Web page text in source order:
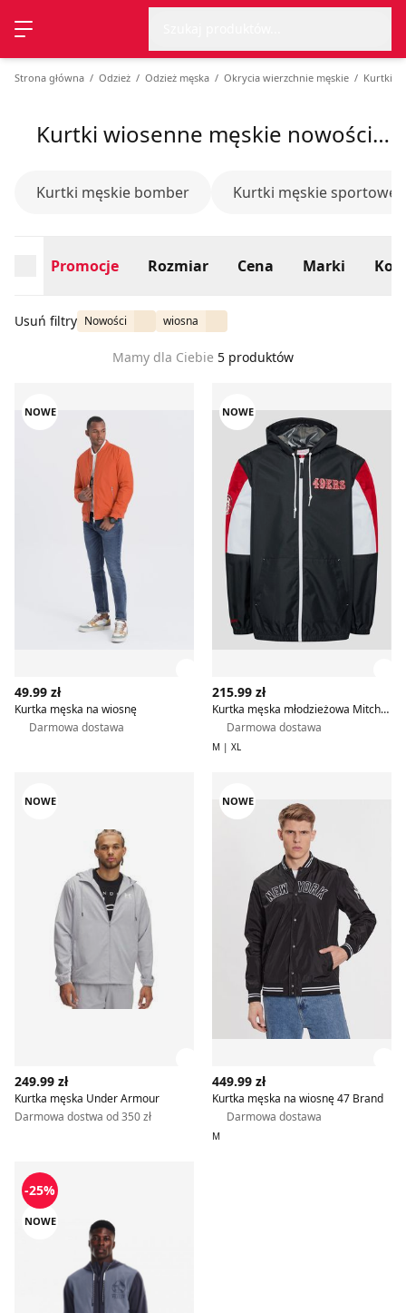
Przełącz menu
Strona główna Odzież Odzież męska Okrycia wierzchnie męskie Kurtki
Kurtki wiosenne męskie nowości, lato 2026
Kurtki męskie bomber Kurtki męskie sportowe
Promocje Rozmiar Cena Marki
Usuń filtry Nowości wiosna
Mamy dla Ciebie 5 produktów
NOWE
49.99 zł
Kurtka męska na wiosnę
Darmowa dostawa
NOWE
215.99 zł
Kurtka męska młodzieżowa Mitchell & Ness
Darmowa dostawa
M | XL
NOWE
249.99 zł
Kurtka męska Under Armour
Darmowa dostwa od 350 zł
NOWE
449.99 zł
Kurtka męska na wiosnę 47 Brand
Darmowa dostawa
M
Kurtka męska wiosenna
-25%
NOWE